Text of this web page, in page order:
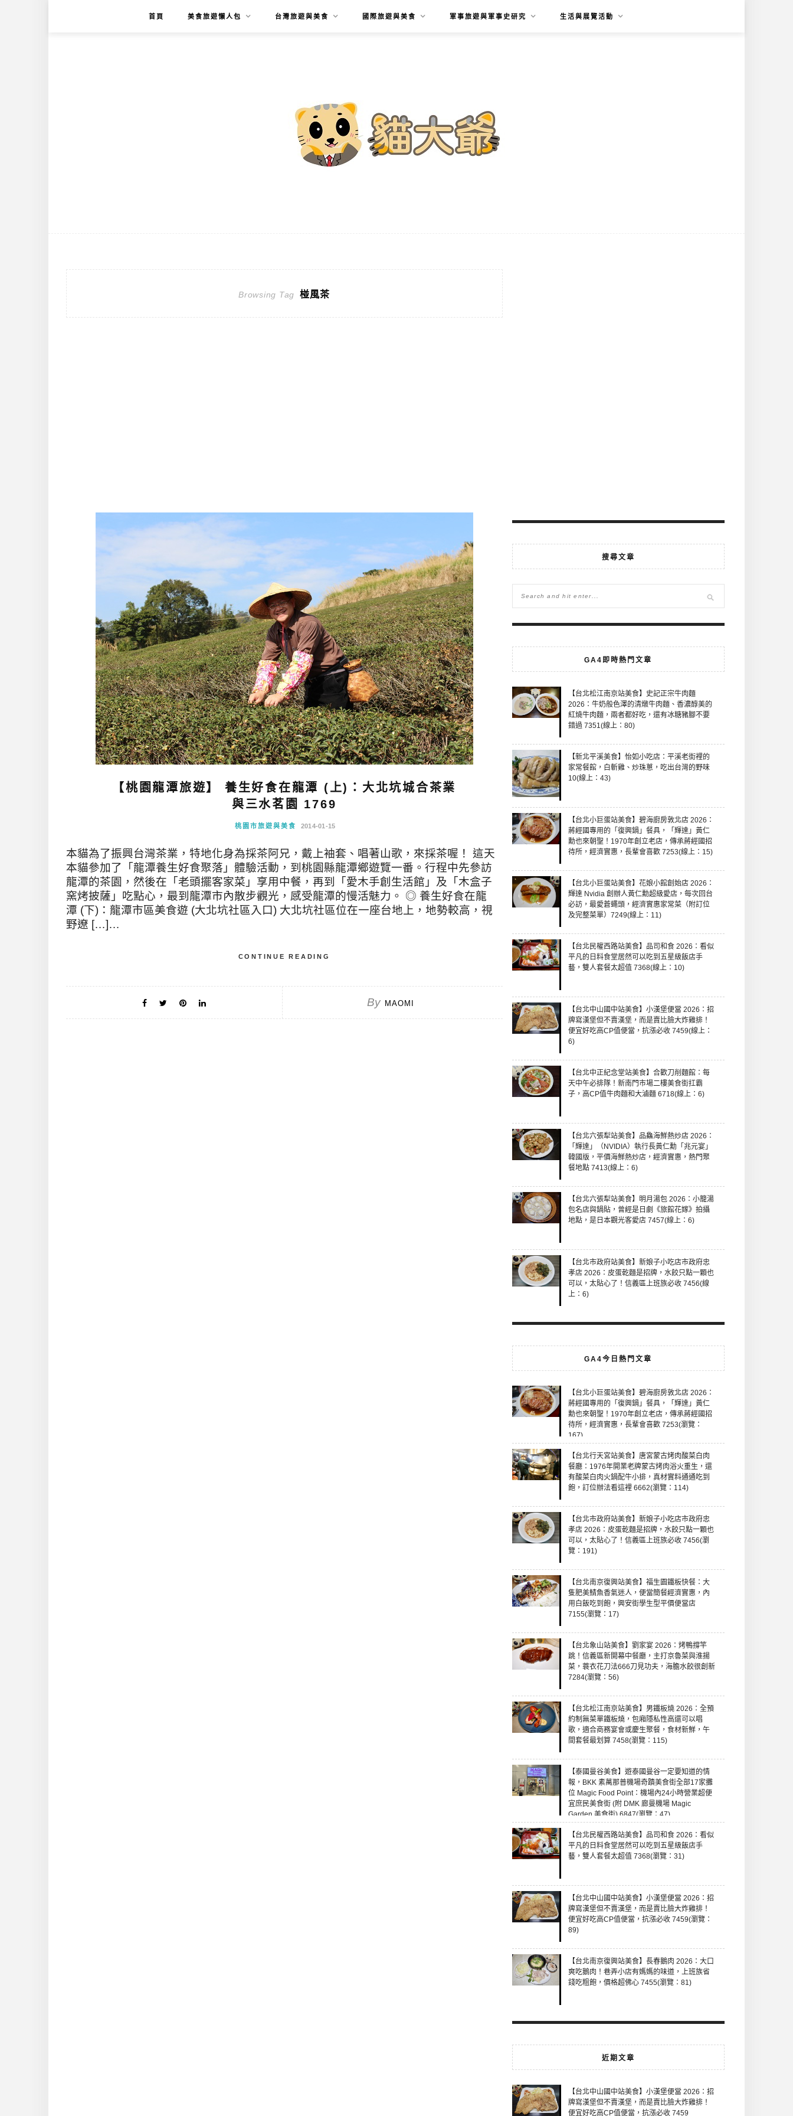
首頁 美食旅遊懶人包 台灣旅遊與美食 國際旅遊與美食 軍事旅遊與軍事史研究 生活與展覽活動
Browsing Tag 椪風茶
【桃園龍潭旅遊】 養生好食在龍潭 (上)：大北坑城合茶業
與三水茗園 1769
桃園市旅遊與美食 2014-01-15
本貓為了振興台灣茶業，特地化身為採茶阿兄，戴上袖套、唱著山歌，來採茶喔！ 這天
本貓參加了「龍潭養生好食聚落」體驗活動，到桃園縣龍潭鄉遊覽一番。行程中先參訪
龍潭的茶園，然後在「老頭擺客家菜」享用中餐，再到「愛木手創生活館」及「木盒子
窯烤披薩」吃點心，最到龍潭市內散步觀光，感受龍潭的慢活魅力。 ◎ 養生好食在龍
潭 (下)：龍潭市區美食遊 (大北坑社區入口) 大北坑社區位在一座台地上，地勢較高，視
野遼 […]…
CONTINUE READING
By MAOMI
搜尋文章
GA4即時熱門文章
【台北松江南京站美食】史記正宗牛肉麵
2026：牛奶般色澤的清燉牛肉麵、香濃醇美的
紅燒牛肉麵，兩者都好吃，還有冰糖豬腳不要
錯過 7351(線上：80)
【新北平溪美食】怡如小吃店：平溪老街裡的
家常餐館，白斬雞、炒珠蔥，吃出台灣的野味
10(線上：43)
【台北小巨蛋站美食】碧海廚房敦北店 2026：
蔣經國專用的「復興鍋」餐具，「輝達」黃仁
勳也來朝聖！1970年創立老店，傳承蔣經國招
待所，經濟實惠，長輩會喜歡 7253(線上：15)
【台北小巨蛋站美食】花娘小館創始店 2026：
輝達 Nvidia 創辦人黃仁勳超級愛店，每次回台
必訪，最愛蒼蠅頭，經濟實惠家常菜（附訂位
及完整菜單）7249(線上：11)
【台北民權西路站美食】品司和食 2026：看似
平凡的日料食堂居然可以吃到五星級飯店手
藝，雙人套餐太超值 7368(線上：10)
【台北中山國中站美食】小漢堡便當 2026：招
牌寫漢堡但不賣漢堡，而是賣比臉大炸雞排！
便宜好吃高CP值便當，抗漲必收 7459(線上：
6)
【台北中正紀念堂站美食】合歡刀削麵館：每
天中午必排隊！新南門市場二樓美食街扛霸
子，高CP值牛肉麵和大滷麵 6718(線上：6)
【台北六張犁站美食】品鱻海鮮熱炒店 2026：
「輝達」（NVIDIA）執行長黃仁勳「兆元宴」
韓國版，平價海鮮熱炒店，經濟實惠，熱門聚
餐地點 7413(線上：6)
【台北六張犁站美食】明月湯包 2026：小籠湯
包名店與鍋貼，曾經是日劇《旅館花嫁》拍攝
地點，是日本觀光客愛店 7457(線上：6)
【台北市政府站美食】新娘子小吃店市政府忠
孝店 2026：皮蛋乾麵是招牌，水餃只點一顆也
可以，太貼心了！信義區上班族必收 7456(線
上：6)
GA4今日熱門文章
【台北小巨蛋站美食】碧海廚房敦北店 2026：
蔣經國專用的「復興鍋」餐具，「輝達」黃仁
勳也來朝聖！1970年創立老店，傳承蔣經國招
待所，經濟實惠，長輩會喜歡 7253(瀏覽：
167)
【台北行天宮站美食】唐宮蒙古烤肉酸菜白肉
餐廳：1976年開業老牌蒙古烤肉浴火重生，還
有酸菜白肉火鍋配牛小排，真材實料通通吃到
飽，訂位辦法看這裡 6662(瀏覽：114)
【台北市政府站美食】新娘子小吃店市政府忠
孝店 2026：皮蛋乾麵是招牌，水餃只點一顆也
可以，太貼心了！信義區上班族必收 7456(瀏
覽：191)
【台北南京復興站美食】福生園鐵板快餐：大
隻肥美鯖魚香氣迷人，便當簡餐經濟實惠，內
用白飯吃到飽，興安街學生型平價便當店
7155(瀏覽：17)
【台北象山站美食】劉家宴 2026：烤鴨撐竿
跳！信義區新開幕中餐廳，主打京魯菜與淮揚
菜，蓑衣花刀法666刀見功夫，海膽水餃很創新
7284(瀏覽：56)
【台北松江南京站美食】男鐵板燒 2026：全預
約制無菜單鐵板燒，包廂隱私性高還可以唱
歌，適合商務宴會或慶生聚餐，食材新鮮，午
間套餐最划算 7458(瀏覽：115)
【泰國曼谷美食】遊泰國曼谷一定要知道的情
報，BKK 素萬那普機場奇蹟美食街全部17家攤
位 Magic Food Point：機場內24小時營業超便
宜庶民美食街 (附 DMK 廊曼機場 Magic
Garden 美食街) 6847(瀏覽：47)
【台北民權西路站美食】品司和食 2026：看似
平凡的日料食堂居然可以吃到五星級飯店手
藝，雙人套餐太超值 7368(瀏覽：31)
【台北中山國中站美食】小漢堡便當 2026：招
牌寫漢堡但不賣漢堡，而是賣比臉大炸雞排！
便宜好吃高CP值便當，抗漲必收 7459(瀏覽：
89)
【台北南京復興站美食】長春鵝肉 2026：大口
爽吃鵝肉！巷弄小店有媽媽的味道，上班族省
錢吃粗飽，價格超佛心 7455(瀏覽：81)
近期文章
【台北中山國中站美食】小漢堡便當 2026：招
牌寫漢堡但不賣漢堡，而是賣比臉大炸雞排！
便宜好吃高CP值便當，抗漲必收 7459